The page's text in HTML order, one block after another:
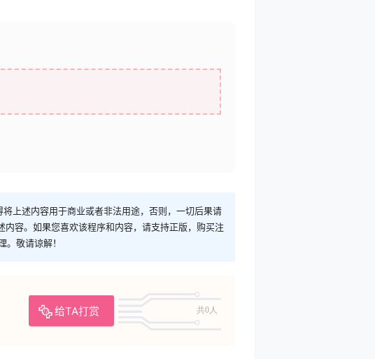
上述内容用于商业或者非法用途，否则，一切后果请
容。如果您喜欢该程序和内容，请支持正版，购买注
敬请谅解！
给TA打赏 共0人